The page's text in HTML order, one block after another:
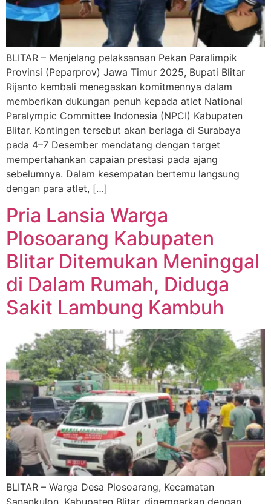
BLITAR – Menjelang pelaksanaan Pekan Paralimpik
Provinsi (Peparprov) Jawa Timur 2025, Bupati Blitar
Rijanto kembali menegaskan komitmennya dalam
memberikan dukungan penuh kepada atlet National
Paralympic Committee Indonesia (NPCI) Kabupaten
Blitar. Kontingen tersebut akan berlaga di Surabaya
pada 4–7 Desember mendatang dengan target
mempertahankan capaian prestasi pada ajang
sebelumnya. Dalam kesempatan bertemu langsung
dengan para atlet, […]
Pria Lansia Warga
Plosoarang Kabupaten
Blitar Ditemukan Meninggal
di Dalam Rumah, Diduga
Sakit Lambung Kambuh
BLITAR – Warga Desa Plosoarang, Kecamatan
Sanankulon, Kabupaten Blitar, digemparkan dengan